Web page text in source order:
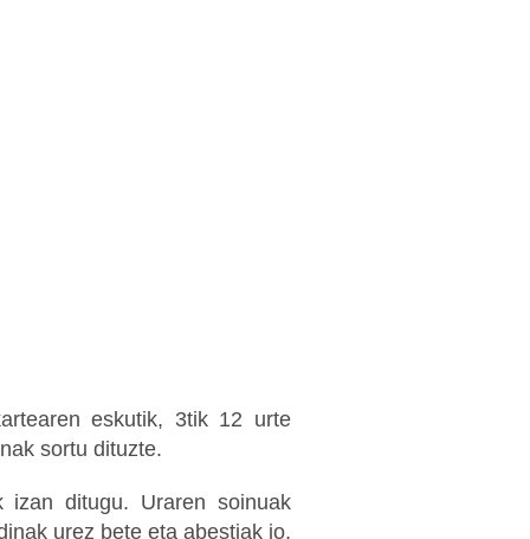
eskutik, 3tik 12 urte
sortu dituzte.
izan ditugu. Uraren soinuak
urez bete eta abestiak jo,